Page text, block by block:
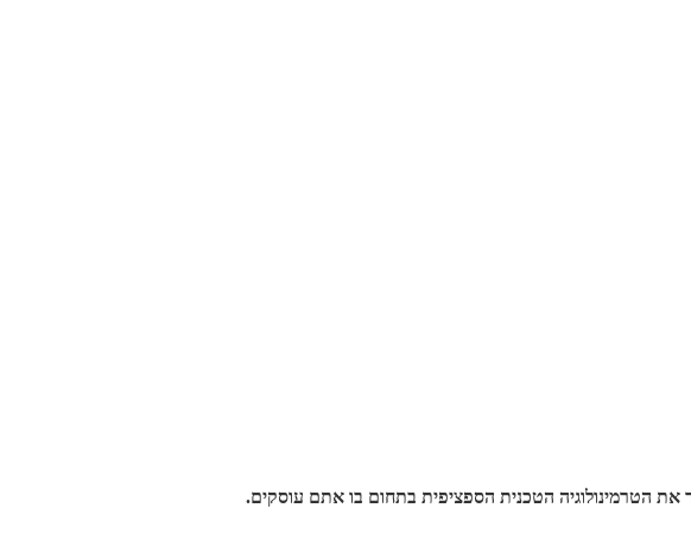
את הטרמינולוגיה הטכנית הספציפית בתחום בו אתם עוסקים.